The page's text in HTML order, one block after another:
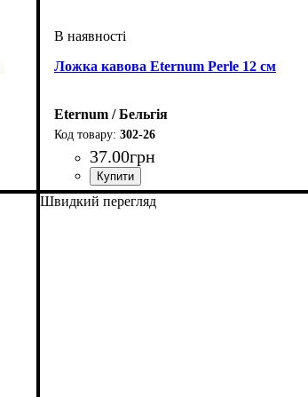
Ложка кавова Eternum Perle 12 см
Eternum / Бельгія
302-26
37.00грн
Швидкий перегляд